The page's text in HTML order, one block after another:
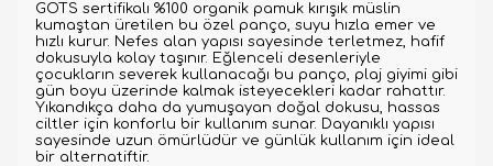
GOTS sertifikalı %100 organik pamuk kırışık müslin
kumaştan üretilen bu özel panço, suyu hızla emer ve
hızlı kurur. Nefes alan yapısı sayesinde terletmez, hafif
dokusuyla kolay taşınır. Eğlenceli desenleriyle
çocukların severek kullanacağı bu panço, plaj giyimi gibi
gün boyu üzerinde kalmak isteyecekleri kadar rahattır.
Yıkandıkça daha da yumuşayan doğal dokusu, hassas
ciltler için konforlu bir kullanım sunar. Dayanıklı yapısı
sayesinde uzun ömürlüdür ve günlük kullanım için ideal
bir alternatiftir.